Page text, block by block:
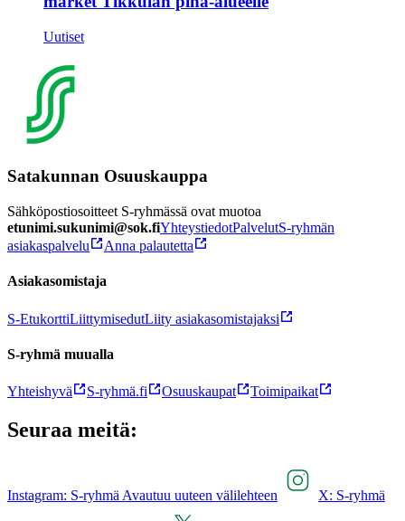
Uutiset
Satakunnan Osuuskauppa
Sähköpostiosoitteet S-ryhmässä ovat muotoa
etunimi.sukunimi@sok.fiYhteystiedotPalvelutS-ryhmän
asiakaspalvelu
Anna palautetta
Asiakasomistaja
S-EtukorttiLiittymisedutLiity asiakasomistajaksi
S-ryhmä muualla
Yhteishyvä S-ryhmä.fi Osuuskaupat Toimipaikat
Seuraa meitä:
Instagram: S-ryhmä Avautuu uuteen välilehteen X: S-ryhmä